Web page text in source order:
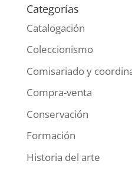
Categorías
Catalogación
Coleccionismo
Comisariado y
Compra-venta
Conservación
Formación
Historia del arte